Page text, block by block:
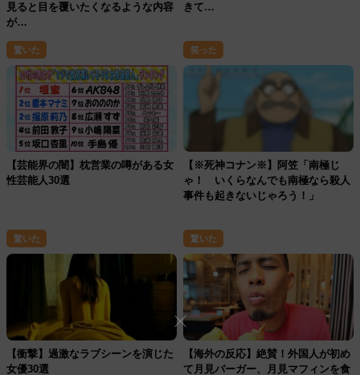
見ると目を覆いたくなるような内容
が…
きて…
驚いた
【芸能界の闇】枕営業の噂がある女
性芸能人30選
笑った
【※死神コナン※】阿笠「南極じ
ゃ！ いくらなんでも南極なら殺人
事件も起きないじゃろう！」
驚いた
【衝撃】過激なラブシーンを演じた
女優30選
驚いた
【海外の反応】絶賛！外国人が初め
て月見バーガー、月見マフィンを食